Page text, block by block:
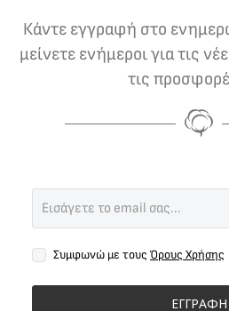
Κάντε εγγραφή στο
μείνετε ενήμεροι για τις
τις
Συμφωνώ με τους Όρους Χρήσης
ΕΓΓΡΑΦΗ